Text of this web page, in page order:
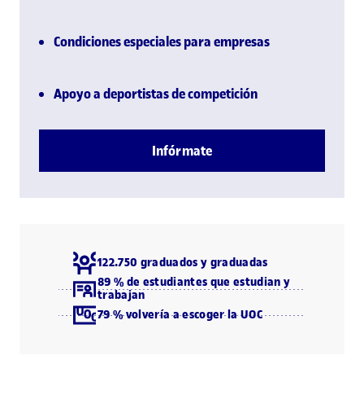
Condiciones especiales para empresas
Apoyo a deportistas de competición
Infórmate
122.750 graduados y graduadas
89 % de estudiantes que estudian y
trabajan
79 % volvería a escoger la UOC